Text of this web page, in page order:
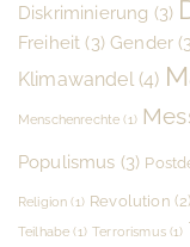
Diskriminierung (3)
Freiheit (3) Gender
Klimawandel(4)
Menschenrechte (1)
Populismus (3)
Religion (1) Revolution (2)
Teilhabe (1) Terrorismus(1)